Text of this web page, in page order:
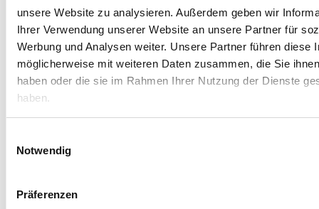
unsere Website zu analysieren. Außerdem geben wir
Ihrer Verwendung unserer Website an unsere Partner für
Werbung und Analysen weiter. Unsere Partner führen diese
möglicherweise mit weiteren Daten zusammen, die Sie
haben oder die sie im Rahmen Ihrer Nutzung der Dienste
haben.
Notwendig
Präferenzen
jährlich 6 gedruckte Zeitschriften.
MEHR ERFAHREN